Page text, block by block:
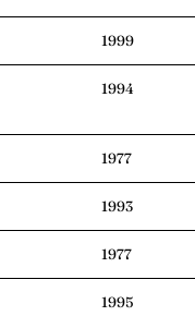
1999
1994
1977
1993
1977
1995